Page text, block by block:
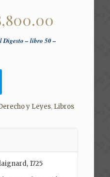
is:
Digesto – libro 50 –
y Leyes, Libros
1725